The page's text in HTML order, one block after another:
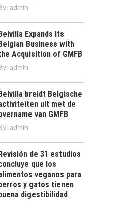
admin
Belvilla Expands Its
Belgian Business with
Acquisition of GMFB
admin
Belvilla breidt Belgische
uit met de
van GMFB
admin
Revisión de 31 estudios
que los
veganos para
y gatos tienen
buena digestibilidad